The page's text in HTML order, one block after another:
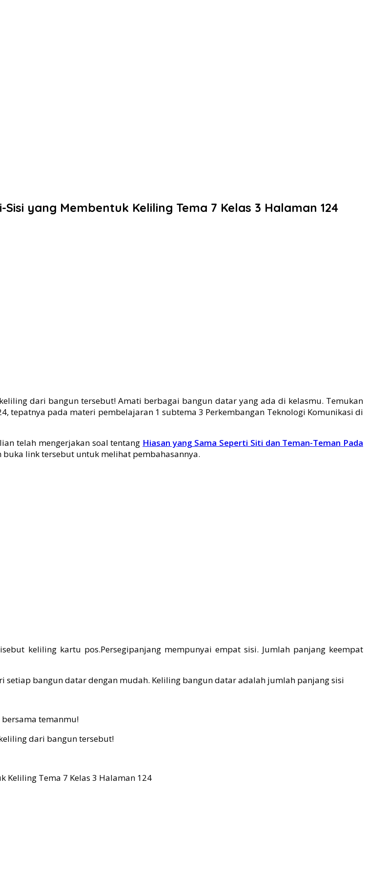
yang Membentuk Keliling Tema 7 Kelas 3 Halaman 124
dari bangun tersebut! Amati berbagai bangun datar yang ada di kelasmu. Temukan
tepatnya pada materi pembelajaran 1 subtema 3 Perkembangan Teknologi Komunikasi di
telah mengerjakan soal tentang Hiasan yang Sama Seperti Siti dan Teman-Teman Pada
buka link tersebut untuk melihat pembahasannya.
keliling kartu pos.Persegipanjang mempunyai empat sisi. Jumlah panjang keempat
bangun datar dengan mudah. Keliling bangun datar adalah jumlah panjang sisi
temanmu!
dari bangun tersebut!